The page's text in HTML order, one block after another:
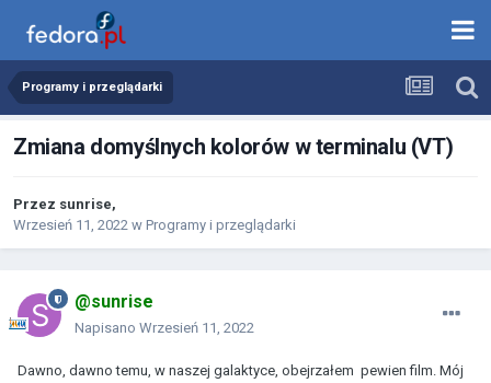
Programy i przeglądarki
Zmiana domyślnych kolorów w terminalu (VT)
Przez sunrise,
Wrzesień 11, 2022 w Programy i przeglądarki
@sunrise
Napisano Wrzesień 11, 2022
Dawno, dawno temu, w naszej galaktyce, obejrzałem pewien film. Mój